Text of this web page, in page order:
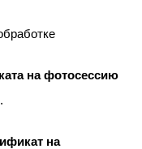
на фотосессию
на